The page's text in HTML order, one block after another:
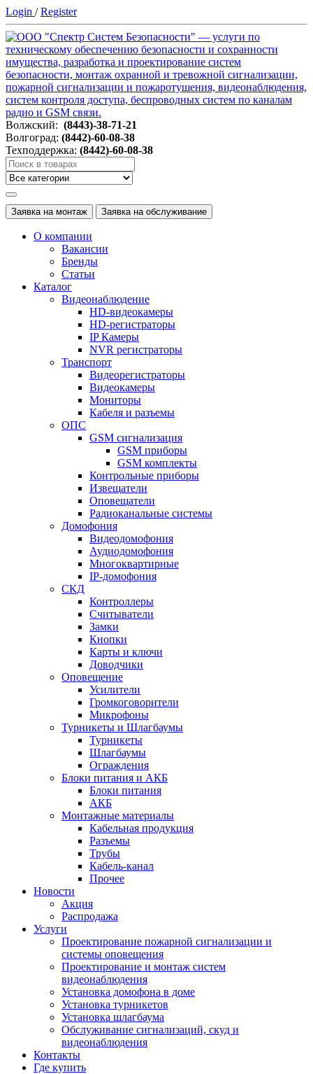
Login /Register
Волжский: (8443)-38-71-21
Волгоград: (8442)-60-08-38
Техподдержка: (8442)-60-08-38
Заявка на монтаж Заявка на обслуживание
О компании
Вакансии
Бренды
Статьи
Каталог
Видеонаблюдение
HD-видеокамеры
HD-регистраторы
IP Камеры
NVR регистраторы
Транспорт
Видеорегистраторы
Видеокамеры
Мониторы
Кабеля и разъемы
ОПС
GSM сигнализация
GSM приборы
GSM комплекты
Контрольные приборы
Извещатели
Оповещатели
Радиоканальные системы
Домофония
Видеодомофония
Аудиодомофония
Многоквартирные
IP-домофония
СКД
Контроллеры
Считыватели
Замки
Кнопки
Карты и ключи
Доводчики
Оповещение
Усилители
Громкоговорители
Микрофоны
Турникеты и Шлагбаумы
Турникеты
Шлагбаумы
Ограждения
Блоки питания и АКБ
Блоки питания
АКБ
Монтажные материалы
Кабельная продукция
Разъемы
Трубы
Кабель-канал
Прочее
Новости
Акция
Распродажа
Услуги
Проектирование пожарной сигнализации и
системы оповещения
Проектирование и монтаж систем
видеонаблюдения
Установка домофона в доме
Установка турникетов
Установка шлагбаума
Обслуживание сигнализаций, скуд и
видеонаблюдения
Контакты
Где купить